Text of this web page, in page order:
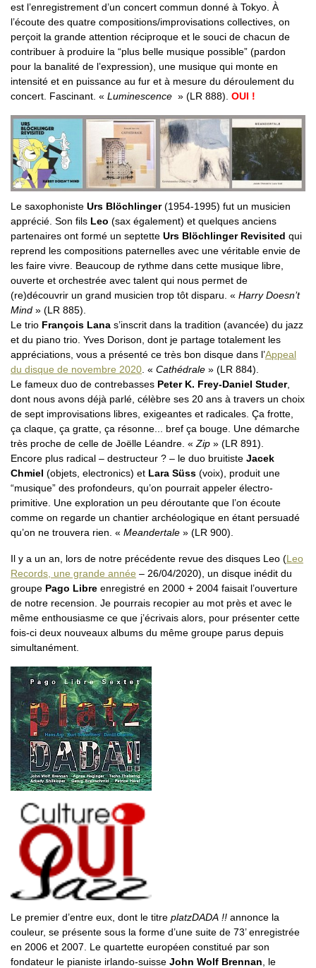
est l’enregistrement d’un concert commun donné à Tokyo. À
l’écoute des quatre compositions/improvisations collectives, on
perçoit la grande attention réciproque et le souci de chacun de
contribuer à produire la “plus belle musique possible” (pardon
pour la banalité de l’expression), une musique qui monte en
intensité et en puissance au fur et à mesure du déroulement du
concert. Fascinant. « Luminescence » (LR 888). OUI !
Le saxophoniste Urs Blöchlinger(1954-1995) fut un musicien
apprécié. Son fils Leo (sax également) et quelques anciens
partenaires ont formé un septette Urs Blöchlinger Revisited qui
reprend les compositions paternelles avec une véritable envie de
les faire vivre. Beaucoup de rythme dans cette musique libre,
ouverte et orchestrée avec talent qui nous permet de
(re)découvrir un grand musicien trop tôt disparu. « Harry Doesn’t
Mind » (LR 885).
Le trio François Lana s’inscrit dans la tradition (avancée) du jazz
et du piano trio. Yves Dorison, dont je partage totalement les
appréciations, vous a présenté ce très bon disque dans l’Appeal
du disque de novembre 2020. « Cathédrale » (LR 884).
Le fameux duo de contrebasses Peter K. Frey-Daniel Studer,
dont nous avons déjà parlé, célèbre ses 20 ans à travers un choix
de sept improvisations libres, exigeantes et radicales. Ça frotte,
ça claque, ça gratte, ça résonne... bref ça bouge. Une démarche
très proche de celle de Joëlle Léandre. «Zip » (LR 891).
Encore plus radical – destructeur ? – le duo bruitiste Jacek
Chmiel (objets, electronics) et Lara Süss (voix), produit une
“musique” des profondeurs, qu’on pourrait appeler électro-
primitive. Une exploration un peu déroutante que l’on écoute
comme on regarde un chantier archéologique en étant persuadé
qu’on ne trouvera rien. « Meandertale » (LR 900).
Il y a un an, lors de notre précédente revue des disques Leo (Leo
Records, une grande année – 26/04/2020), un disque inédit du
groupe Pago Libre enregistré en 2000 + 2004 faisait l’ouverture
de notre recension. Je pourrais recopier au mot près et avec le
même enthousiasme ce que j’écrivais alors, pour présenter cette
fois-ci deux nouveaux albums du même groupe parus depuis
simultanément.
Le premier d’entre eux, dont le titre platzDADA !! annonce la
couleur, se présente sous la forme d’une suite de 73’ enregistrée
en 2006 et 2007. Le quartette européen constitué par son
fondateur le pianiste irlando-suisse John Wolf Brennan , le